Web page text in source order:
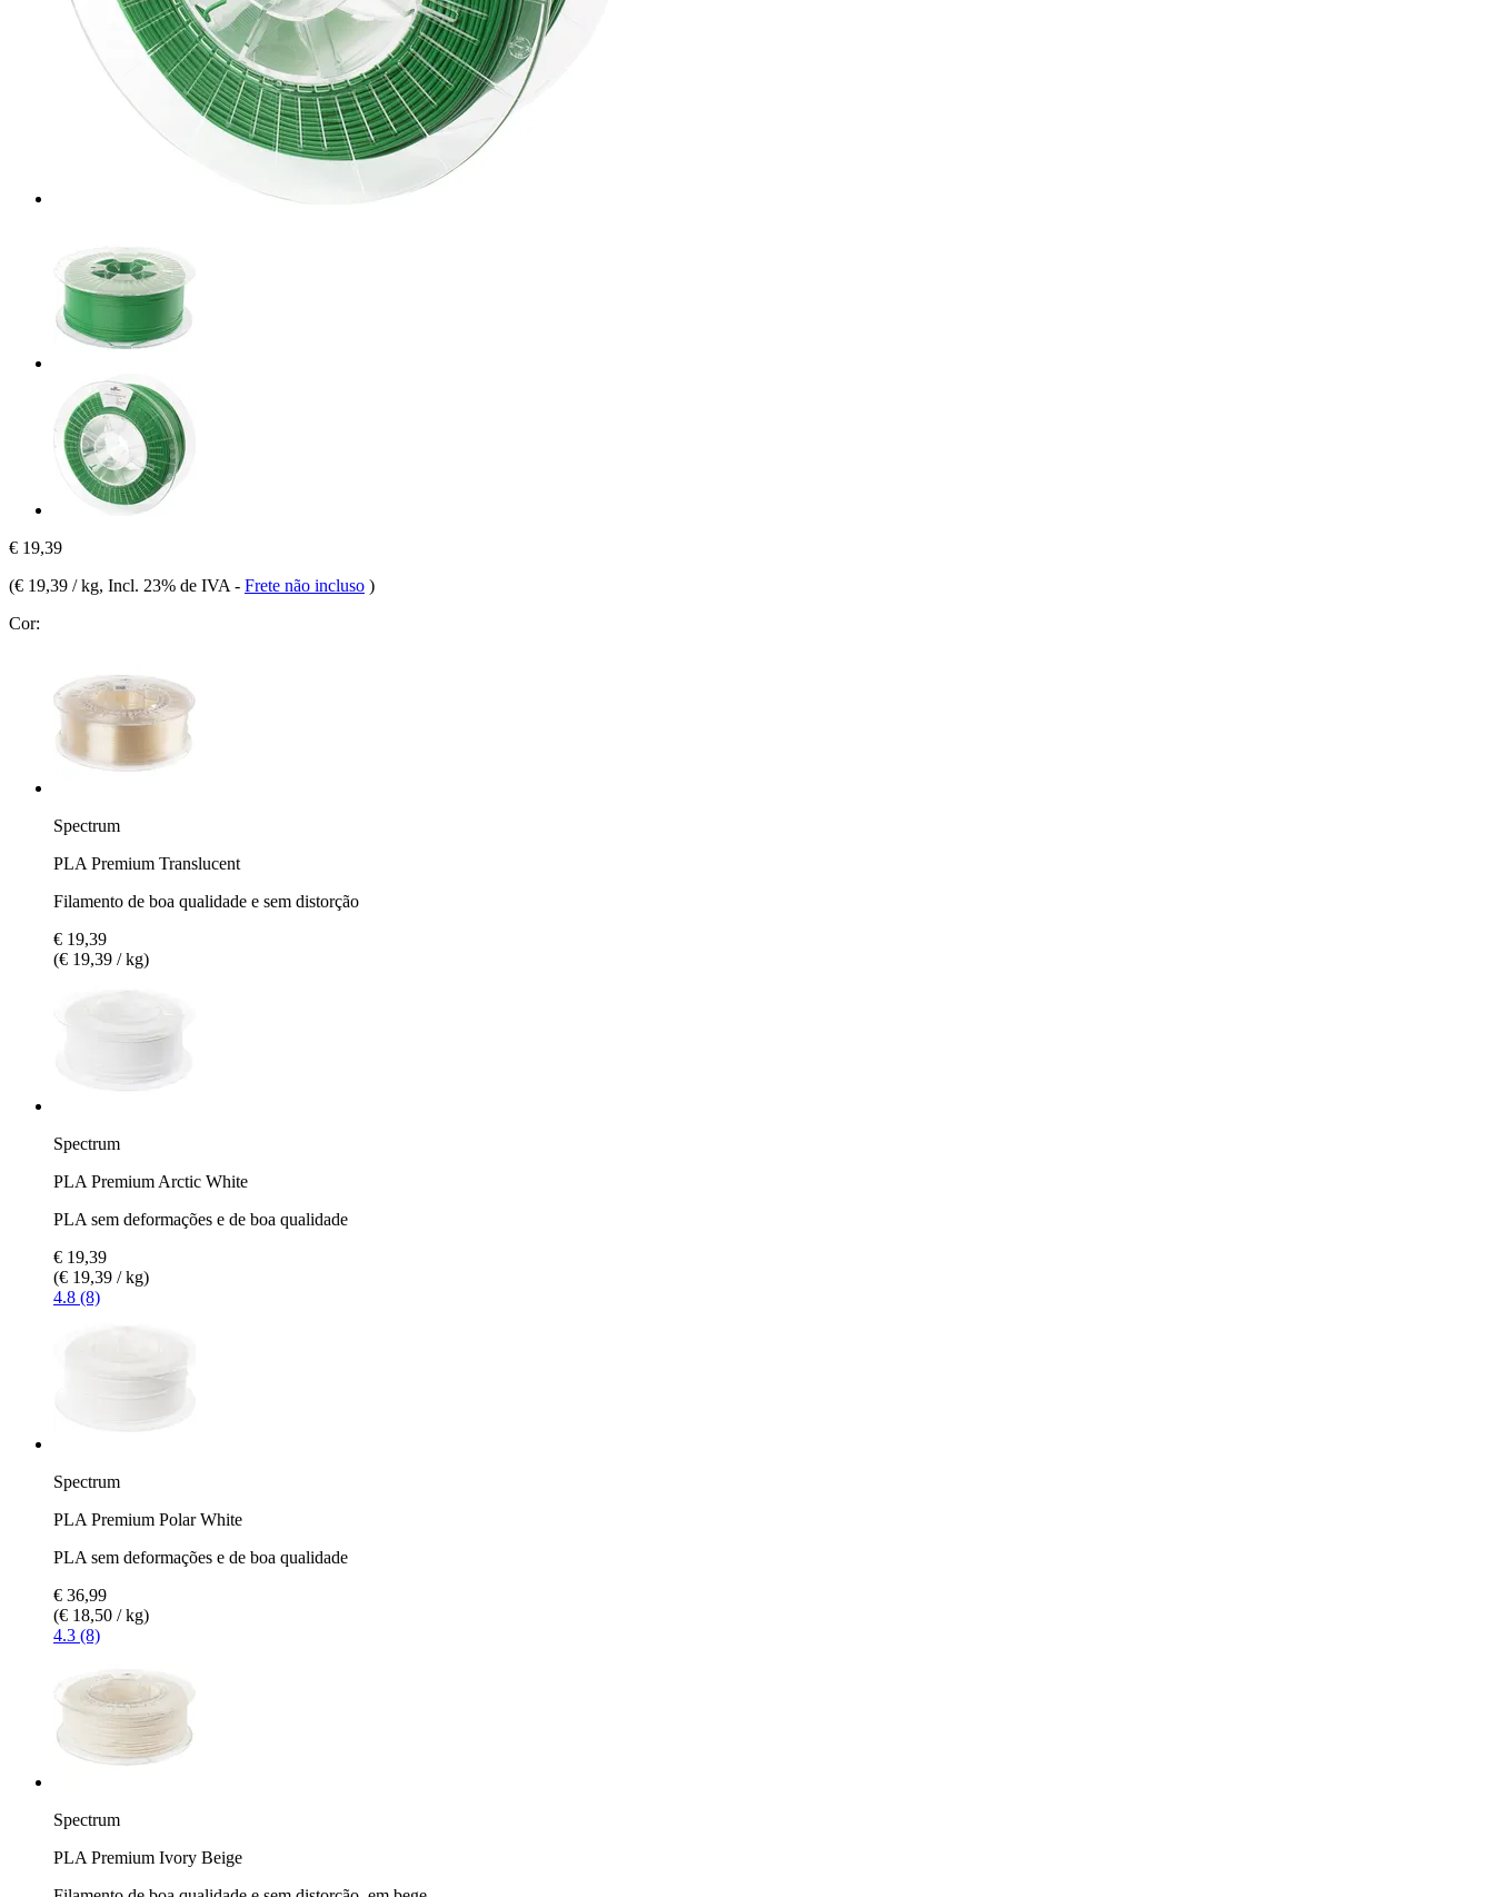
€ 19,39
(€ 19,39 / kg, Incl. 23% de IVA - Frete não incluso )
Cor:
Spectrum
PLA Premium Translucent
Filamento de boa qualidade e sem distorção
€ 19,39
(€ 19,39 / kg)
Spectrum
PLA Premium Arctic White
PLA sem deformações e de boa qualidade
€ 19,39
(€ 19,39 / kg)
4.8 (8)
Spectrum
PLA Premium Polar White
PLA sem deformações e de boa qualidade
€ 36,99
(€ 18,50 / kg)
4.3 (8)
Spectrum
PLA Premium Ivory Beige